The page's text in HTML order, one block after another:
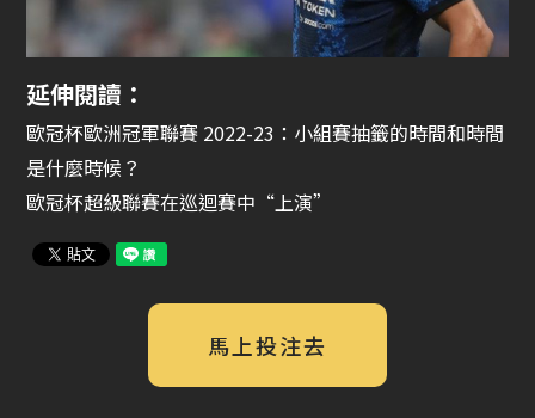
延伸閱讀：
歐冠杯歐洲冠軍聯賽 2022-23：小組賽抽籤的時間和時間
是什麼時候？
歐冠杯超級聯賽在巡迴賽中“上演”
馬上投注去